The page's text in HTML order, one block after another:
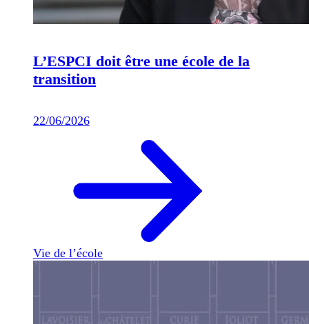
L’ESPCI doit être une école de la
transition
22/06/2026
Vie de l’école